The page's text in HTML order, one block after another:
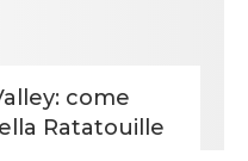
come
Ratatouille